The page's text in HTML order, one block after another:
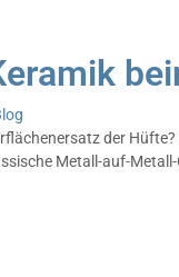
der
Metall-auf-